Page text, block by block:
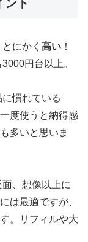
ント
にかく 高い ！
円台以上。
慣れている
度使うと納得感
多いと思いま
、想像以上に
は最適ですが、
。リフィルや大